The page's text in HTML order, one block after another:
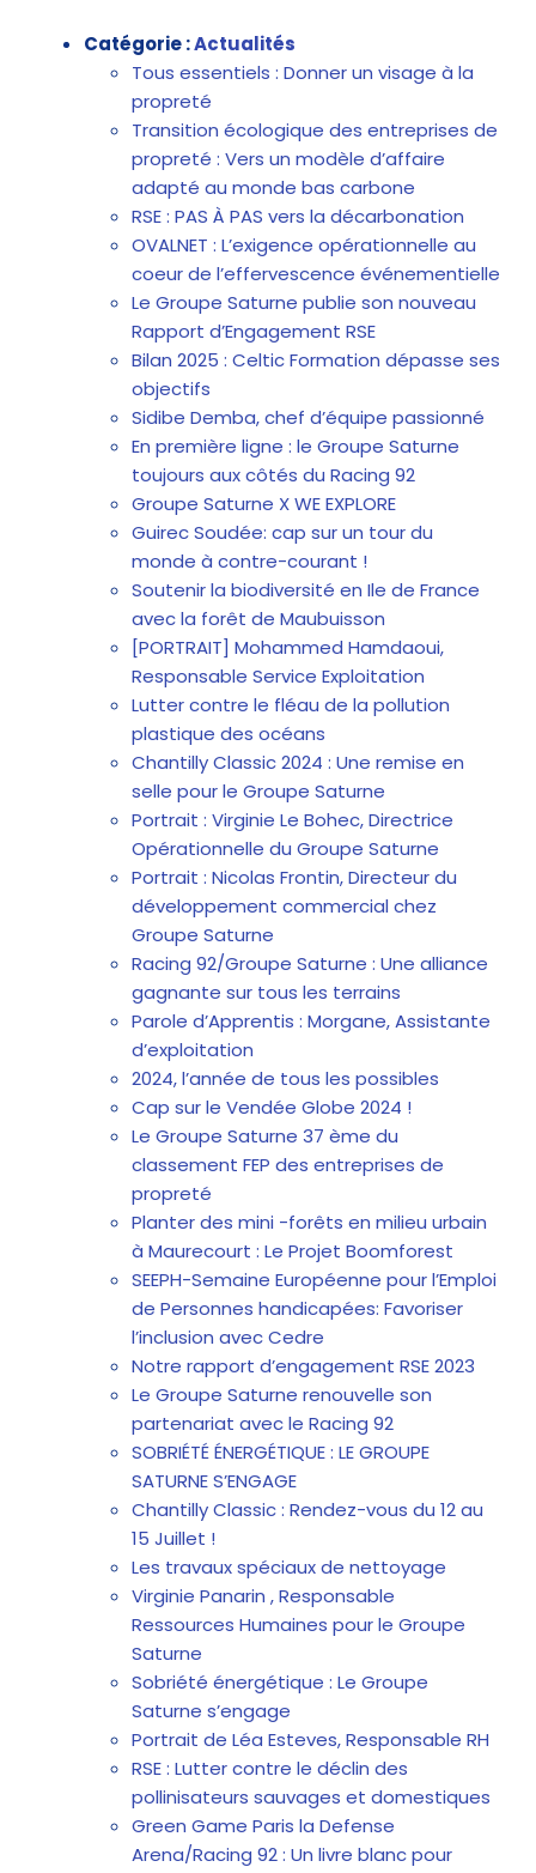
Catégorie :Actualités
Tous essentiels : Donner un visage à la
propreté
Transition écologique des entreprises de
propreté : Vers un modèle d’affaire
adapté au monde bas carbone
RSE : PAS À PAS vers la décarbonation
OVALNET : L’exigence opérationnelle au
coeur de l’effervescence événementielle
Le Groupe Saturne publie son nouveau
Rapport d’Engagement RSE
Bilan 2025 : Celtic Formation dépasse ses
objectifs
Sidibe Demba, chef d’équipe passionné
En première ligne : le Groupe Saturne
toujours aux côtés du Racing 92
Groupe Saturne X WE EXPLORE
Guirec Soudée: cap sur un tour du
monde à contre-courant !
Soutenir la biodiversité en Ile de France
avec la forêt de Maubuisson
[PORTRAIT] Mohammed Hamdaoui,
Responsable Service Exploitation
Lutter contre le fléau de la pollution
plastique des océans
Chantilly Classic 2024 : Une remise en
selle pour le Groupe Saturne
Portrait : Virginie Le Bohec, Directrice
Opérationnelle du Groupe Saturne
Portrait : Nicolas Frontin, Directeur du
développement commercial chez
Groupe Saturne
Racing 92/Groupe Saturne : Une alliance
gagnante sur tous les terrains
Parole d’Apprentis : Morgane, Assistante
d’exploitation
2024, l’année de tous les possibles
Cap sur le Vendée Globe 2024 !
Le Groupe Saturne 37 ème du
classement FEP des entreprises de
propreté
Planter des mini -forêts en milieu urbain
à Maurecourt : Le Projet Boomforest
SEEPH-Semaine Européenne pour l’Emploi
de Personnes handicapées: Favoriser
l’inclusion avec Cedre
Notre rapport d’engagement RSE 2023
Le Groupe Saturne renouvelle son
partenariat avec le Racing 92
SOBRIÉTÉ ÉNERGÉTIQUE : LE GROUPE
SATURNE S’ENGAGE
Chantilly Classic : Rendez-vous du 12 au
15 Juillet !
Les travaux spéciaux de nettoyage
Virginie Panarin , Responsable
Ressources Humaines pour le Groupe
Saturne
Sobriété énergétique : Le Groupe
Saturne s’engage
Portrait de Léa Esteves, Responsable RH
RSE : Lutter contre le déclin des
pollinisateurs sauvages et domestiques
Green Game Paris la Defense
Arena/Racing 92 : Un livre blanc pour